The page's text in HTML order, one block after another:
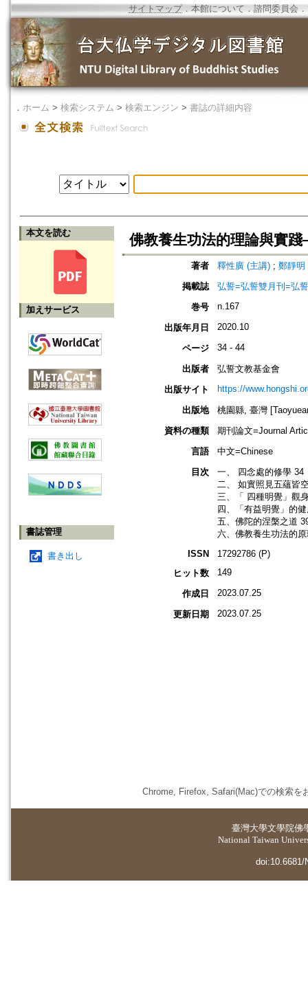
サイトマップ．本館について ． 諮問委員会 ．
． ホーム > 検索システム > 検索エンジン > 書誌の詳細内容
本文を読む
加えサービス
書誌管理
書き出し
佛教養生功法的理論與實
著者 釋性廣 (主講) ; 鄭靜明
掲載誌
弘誓=弘誓雙月刊=弘
巻号
n.167
出版年月日 2020.10
ページ 34 - 44
出版者
弘誓文教基金會
出版サイト
https://
出版地
桃園縣, 臺灣
資料の種類
期刊論文=Journal
言語
中文=Chinese
目次
一、 四念處的修學 34
二、 如實照見五蘊皆
三、「 四種明覺」觀
四、「有益明覺」的
五、佛陀的涅槃之道
六、佛教養生功法的
ISSN
17292786 (P)
ヒット数
149
作成日 2023.07.25
更新日期 2023.07.25
Chrome, Firefox, Safari(Mac)での検索を
臺灣大學文學院佛
National Taiwan
doi:10.6681/